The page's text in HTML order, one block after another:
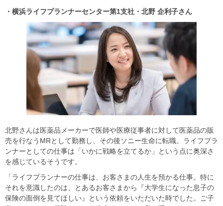
・横浜ライフプランナーセンター第1支社・北野 企利子さん
北野さんは医薬品メーカーで医師や医療従事者に対して医薬品の販
売を行なうMRとして勤務し、その後ソニー生命に転職。ライフプラ
ンナーとしての仕事は「いかに戦略を立てるか」という点に奥深さ
を感じているそうです。
「ライフプランナーの仕事は、お客さまの人生を預かる仕事。特に
それを意識したのは、とあるお客さまから『大学生になった息子の
保険の面倒を見てほしい』という依頼をいただいた時でした。ご子